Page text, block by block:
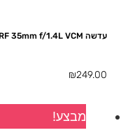
עדשה Canon RF 35mm f/1.4L VCM
₪249.00
מבצע!